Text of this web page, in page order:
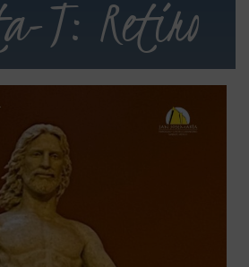
T: Retiro